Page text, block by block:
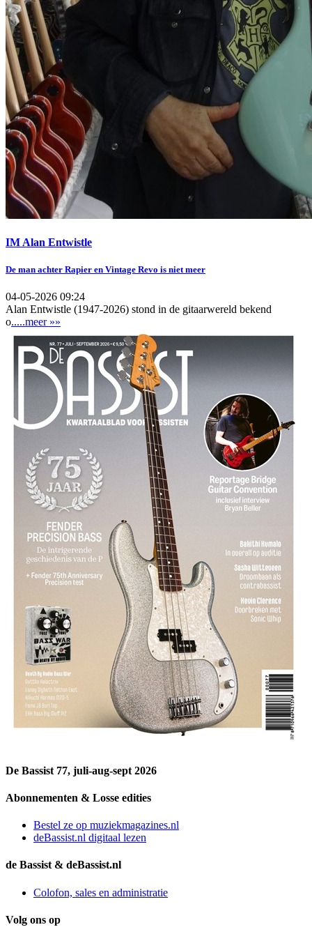
IM Alan Entwistle
De man achter Rapier en Vintage Revo is niet meer
04-05-2026 09:24
Alan Entwistle (1947-2026) stond in de gitaarwereld bekend
o.....meer »»
De Bassist 77, juli-aug-sept 2026
Abonnementen & Losse edities
Bestel ze op muziekmagazines.nl
deBassist.nl digitaal lezen
de Bassist & deBassist.nl
Colofon, sales en administratie
Volg ons op